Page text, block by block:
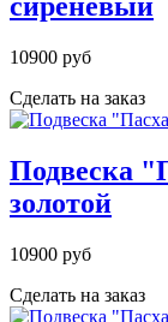
10900 руб
Сделать на заказ
Подвеска
золотой
10900 руб
Сделать на заказ